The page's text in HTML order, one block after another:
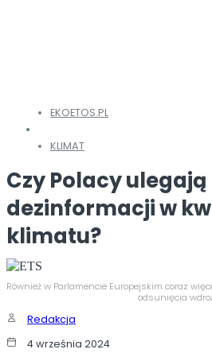
EKOETOS.PL
KLIMAT
Czy Polacy ulegają
dezinformacji w
klimatu?
Również w Parlamencie Europejskim coraz
odsunięcia
Redakcja
4 września 2024